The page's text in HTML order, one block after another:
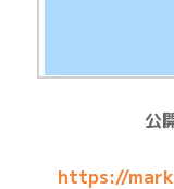
公
https://